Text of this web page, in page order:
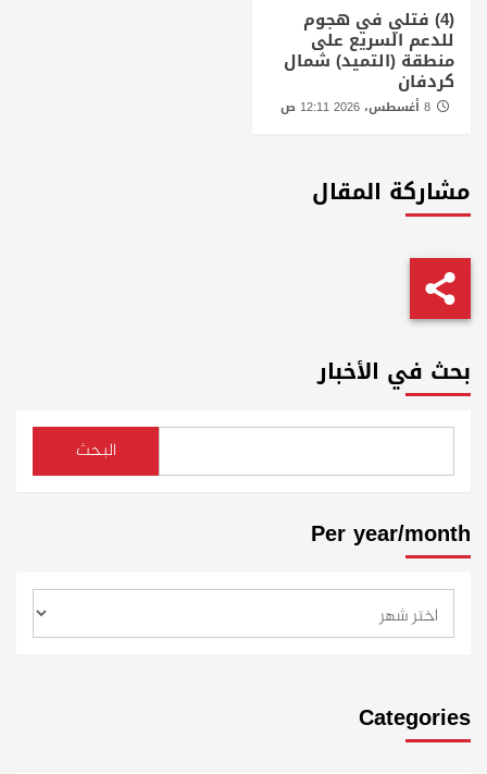
(4) فتلي في هجوم
للدعم السريع على
منطقة (التميد) شمال
كردفان
مشاركة المقال
بحث في الأخبار
البحث
Per year/month
Categories